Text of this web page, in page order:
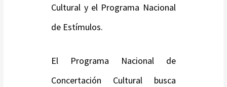
Cultural y el Programa Nacional
de Estímulos.
El Programa Nacional de
Concertación Cultural busca